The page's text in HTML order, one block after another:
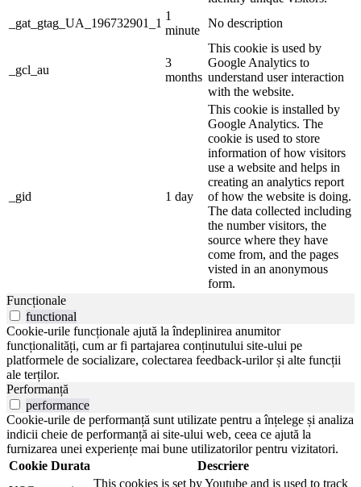
_gat_gtag_UA_196732901_1
1
minute
No description
_gcl_au
3
months
This cookie is used by
Google Analytics to
understand user interaction
with the website.
_gid 1 day
This cookie is installed by
Google Analytics. The
cookie is used to store
information of how visitors
use a website and helps in
creating an analytics report
of how the website is doing.
The data collected including
the number visitors, the
source where they have
come from, and the pages
visted in an anonymous
form.
Funcționale
functional
Cookie-urile funcționale ajută la îndeplinirea anumitor
funcționalități, cum ar fi partajarea conținutului site-ului pe
platformele de socializare, colectarea feedback-urilor și alte funcții
ale terților.
Performanță
performance
Cookie-urile de performanță sunt utilizate pentru a înțelege și analiza
indicii cheie de performanță ai site-ului web, ceea ce ajută la
furnizarea unei experiențe mai bune utilizatorilor pentru vizitatori.
Cookie Durata
Descriere
This cookies is set by Youtube and is used to track